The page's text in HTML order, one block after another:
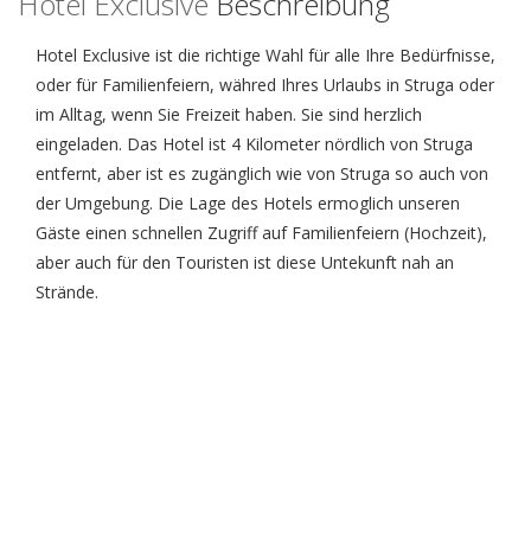
Hotel Exclusive ist die richtige Wahl für alle Ihre Bedürfnisse,
oder für Familienfeiern, währed Ihres Urlaubs in Struga oder
im Alltag, wenn Sie Freizeit haben. Sie sind herzlich
eingeladen. Das Hotel ist 4 Kilometer nördlich von Struga
entfernt, aber ist es zugänglich wie von Struga so auch von
der Umgebung. Die Lage des Hotels ermoglich unseren
Gäste einen schnellen Zugriff auf Familienfeiern (Hochzeit),
aber auch für den Touristen ist diese Untekunft nah an
Strände.